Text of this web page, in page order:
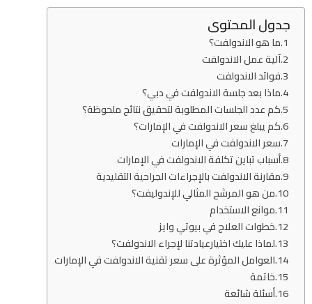
جدول المحتوى
ما هو الاندولفت؟
آلية عمل الاندولفت
فوائد الاندولفت
ماذا بعد جلسة الاندولفت في دبي؟
كم عدد الجلسات المطلوبة لتحقيق نتائج ملحوظة؟
كم يبلغ سعر الاندولفت في الإمارات؟
سعر الاندولفت في الإمارات
أسباب تباين تكلفة الاندولفت في الإمارات
مقارنة الاندولفت بالإجراءات الجراحية التقليدية
من هو المرشح المثالي للإندوليفت؟
موانع الاستخدام
خطوات العلاج في بيوتي وايز
لماذا عليك اختيارعيادتنا لإجراء الاندولفت؟
العوامل المؤثرة على سعر تقنية الاندولفت في الإمارات
خاتمة
أسئلة شائعة